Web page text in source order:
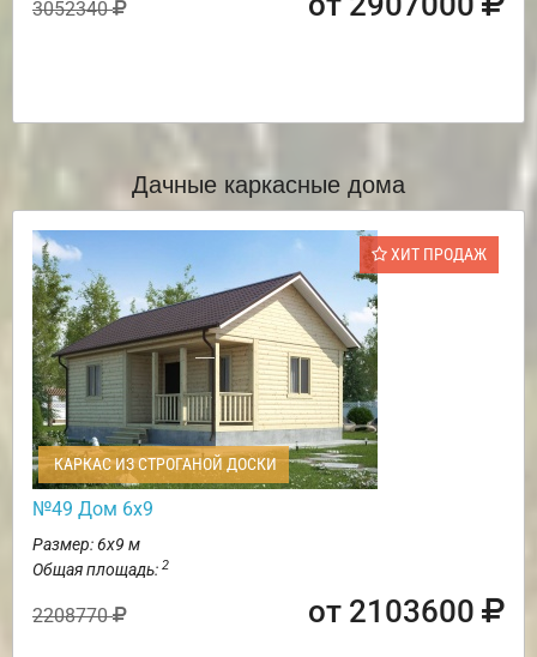
3052340
Дачные каркасные дома
ХИТ ПРОДАЖ
КАРКАС ИЗ СТРОГАНОЙ ДОСКИ
№49 Дом 6х9
Размер: 6х9 м
Общая площадь: 2
2208770 от 2103600